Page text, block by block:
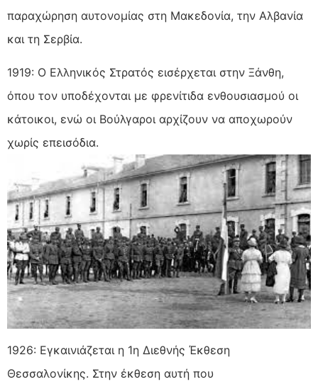
παραχώρηση αυτονομίας στη Μακεδονία, την Αλβανία
και τη Σερβία.
1919: Ο Ελληνικός Στρατός εισέρχεται στην Ξάνθη,
όπου τον υποδέχονται με φρενίτιδα ενθουσιασμού οι
κάτοικοι, ενώ οι Βούλγαροι αρχίζουν να αποχωρούν
χωρίς επεισόδια.
1926: Εγκαινιάζεται η 1η Διεθνής Έκθεση
Θεσσαλονίκης. Στην έκθεση αυτή που